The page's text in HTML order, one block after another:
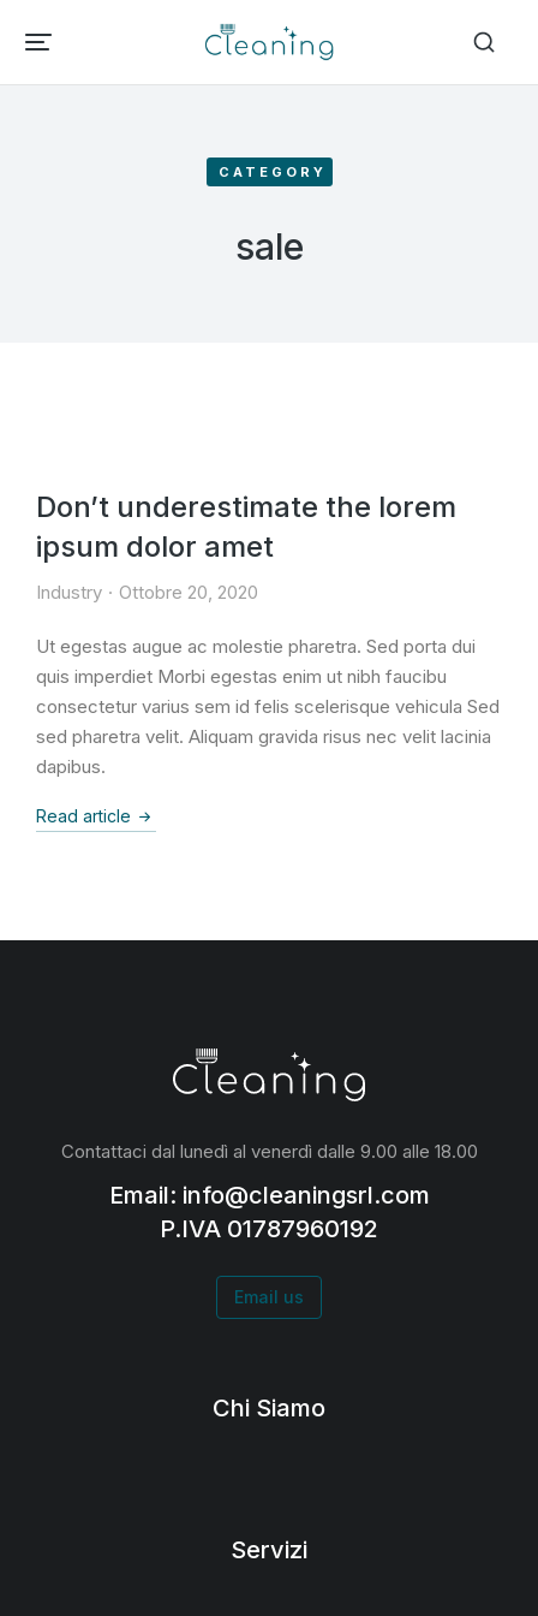
CATEGORY
sale
Don’t underestimate the lorem
ipsum dolor amet
Industry Ottobre 20, 2020
Ut egestas augue ac molestie pharetra. Sed porta dui
quis imperdiet Morbi egestas enim ut nibh faucibu
consectetur varius sem id felis scelerisque vehicula Sed
sed pharetra velit. Aliquam gravida risus nec velit lacinia
dapibus.
Read article
Contattaci dal lunedì al venerdì dalle 9.00 alle 18.00
Email: info@cleaningsrl.com
P.IVA 01787960192
Email us
Chi Siamo
Servizi